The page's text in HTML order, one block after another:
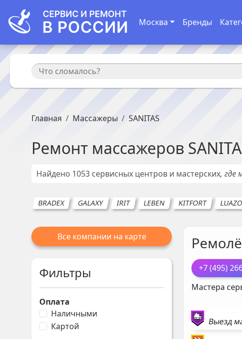
Москва Бренды
Главная Массажеры SANITAS
Ремонт массажеров
Найдено 1053 сервисных центров и мастерских, где
BRADEX GALAXY IRIT LEBEN KITFORT
Все компании на карте
Фильтры
Оплата
Наличными
Картой
+7 (495)
Мастера
Выезд